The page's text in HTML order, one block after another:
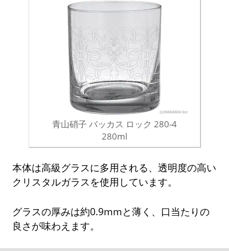
青山硝子 バッカス ロック 280-4
280ml
本体は高級グラスに多用される、透明度の高い
クリスタルガラスを使用しています。
グラスの厚みは約0.9mmと薄く、口当たりの
良さが味わえます。